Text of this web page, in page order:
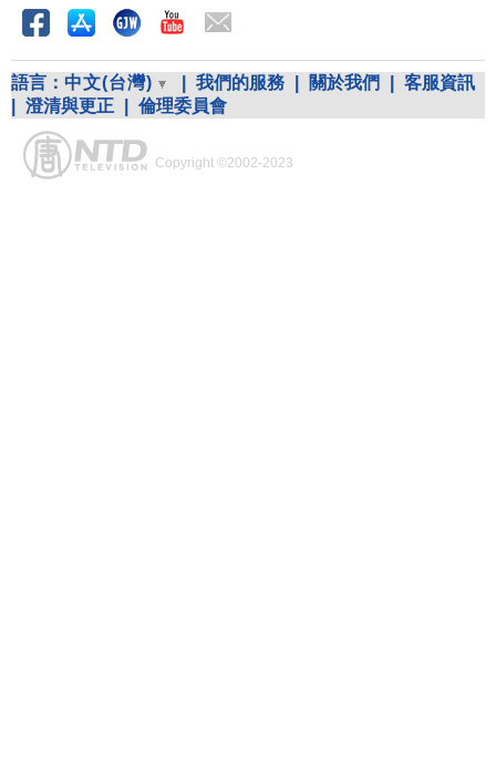
語言： 中文(台灣) 我們的服務 關於我們
客服資訊
澄清與更正 倫理委員會
Copyright ©2002-2023